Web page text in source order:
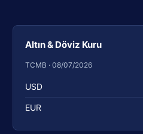
Altın & Döviz Kuru
TCMB · 08/07/2026
USD
EUR